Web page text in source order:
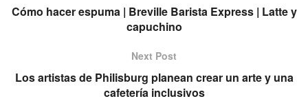
Cómo hacer espuma | Breville Barista Express | Latte y
capuchino
Next Post
Los artistas de Philisburg planean crear un arte y una
cafetería inclusivos